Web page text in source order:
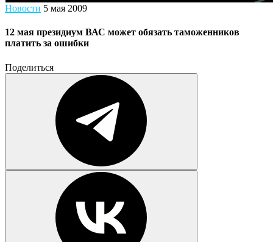
Новости 5 мая 2009
12 мая президиум ВАС может обязать таможенников
платить за ошибки
Поделиться